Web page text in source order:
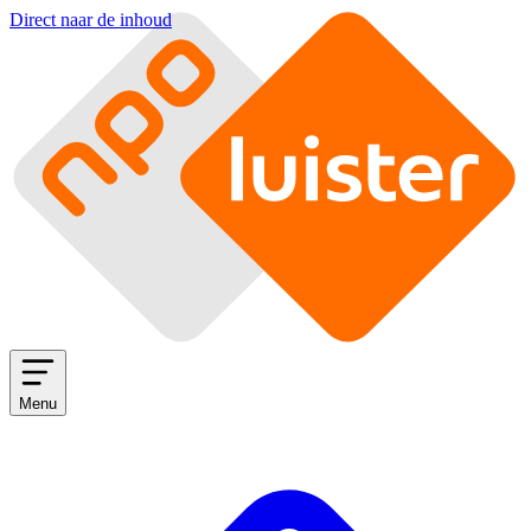
Direct naar de inhoud
Menu